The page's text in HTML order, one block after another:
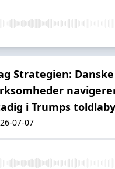
Strategien: Danske
i Trumps
07-07